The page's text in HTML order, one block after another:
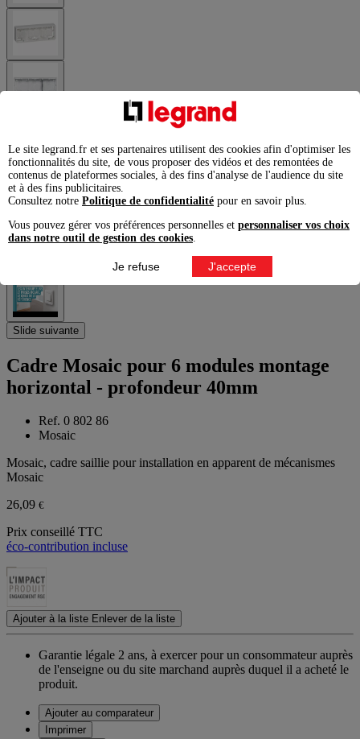
Slide suivante
Cadre Mosaic pour 6 modules montage
horizontal - profondeur 40mm
Ref. 0 802 86
Mosaic
Mosaic, cadre saillie pour installation en apparent de mécanismes
Mosaic
26,09 €
Prix conseillé TTC
éco-contribution incluse
Ajouter à la liste Enlever de la liste
Garantie légale 2 ans, à exercer pour un consommateur auprès
de l'enseigne ou du site marchand auprès duquel il a acheté le
produit.
Ajouter au comparateur
Imprimer
Le site legrand.fr et ses partenaires utilisent des cookies afin d'optimiser les
fonctionnalités du site, de vous proposer des vidéos et des remontées de
contenus de plateformes sociales, à des fins d'analyse de l'audience du site
et à des fins publicitaires.
Consultez notre Politique de confidentialité pour en savoir plus.
Vous pouvez gérer vos préférences personnelles et personnaliser vos choix
dans notre outil de gestion des cookies.
Je refuse J'accepte